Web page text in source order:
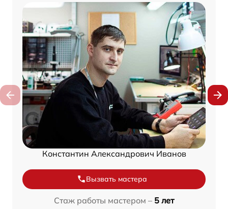
Константин Александрович Иванов
Вызвать мастера
Стаж работы мастером – 5 лет